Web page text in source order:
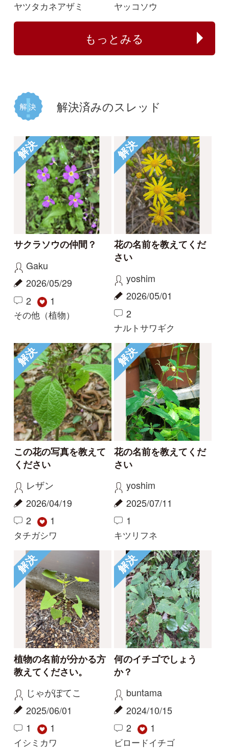
2025/06/01
1 1
2024/10/15
2 1
ビロードイチゴ
解決
コナギ、ミズアオイど
ちらでしょうか。
カモノハシ
2024/09/19
3
コナギ
解決
このコケは何でしょう
か。
nonohana
2024/06/09
1
その他（植物）
もっとみる
Tweets by i_zukanjp
初めての方へ 使い方ガイド
新規会員登録
ご利用の方へ
マイページ
シーについて
特定商取引法に基づく表示
運営会社 ｜インプレスグル